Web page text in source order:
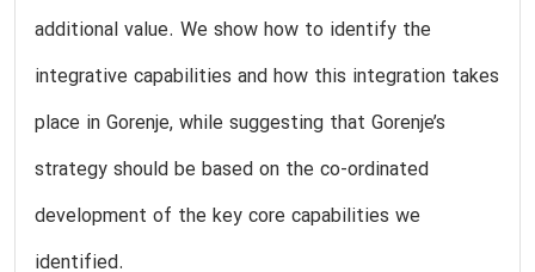
additional value. We show how to identify the
integrative capabilities and how this integration takes
place in Gorenje, while suggesting that Gorenje’s
strategy should be based on the co-ordinated
development of the key core capabilities we
identified.